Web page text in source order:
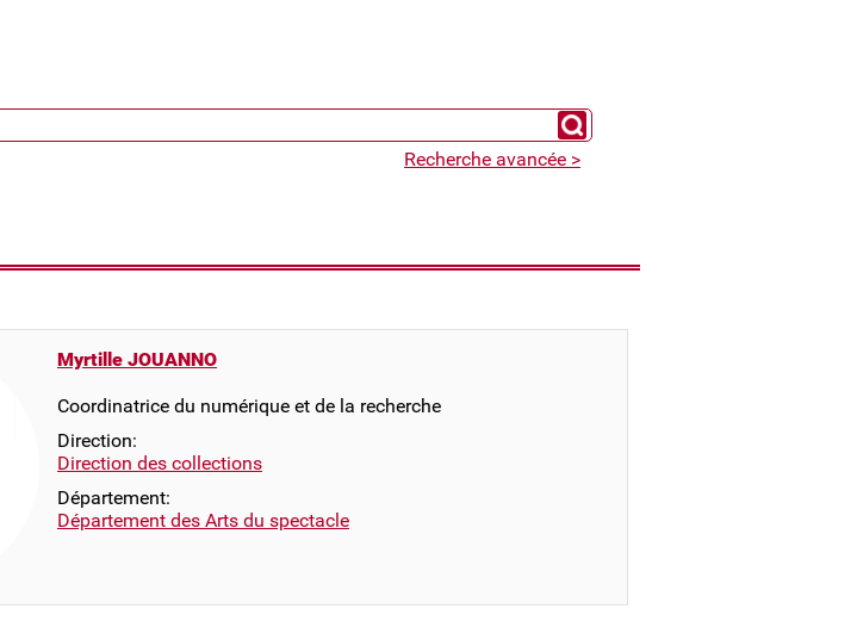
Chercher un expert
Recherche avancée >
Myrtille JOUANNO
Coordinatrice du numérique et de la recherche
Direction:
Direction des collections
Département:
Département des Arts du spectacle